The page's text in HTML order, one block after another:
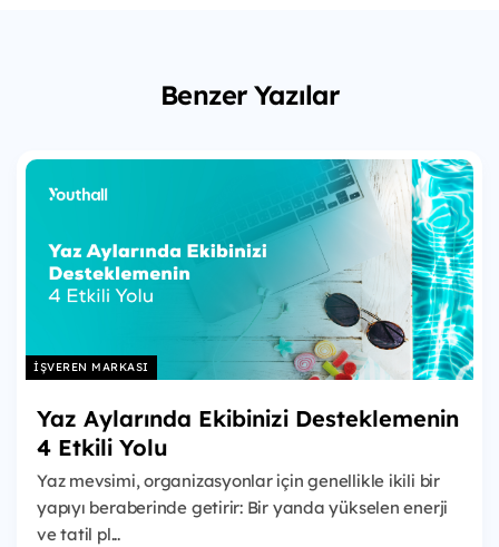
Benzer Yazılar
İŞVEREN MARKASI
Yaz Aylarında Ekibinizi Desteklemenin
4 Etkili Yolu
Yaz mevsimi, organizasyonlar için genellikle ikili bir
yapıyı beraberinde getirir: Bir yanda yükselen enerji
ve tatil pl...